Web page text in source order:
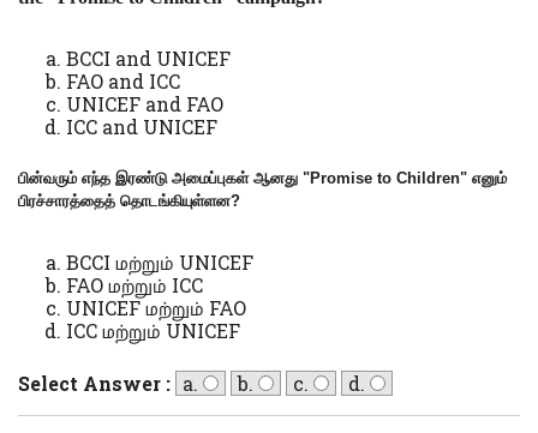
BCCI and UNICEF
FAO and ICC
UNICEF and FAO
ICC and UNICEF
பின்வரும் எந்த இரண்டு அமைப்புகள் ஆனது "Promise to Children" எனும்
பிரச்சாரத்தைத் தொடங்கியுள்ளன?
BCCI மற்றும் UNICEF
FAO மற்றும் ICC
UNICEF மற்றும் FAO
ICC மற்றும் UNICEF
Select Answer : a. b. c. d.